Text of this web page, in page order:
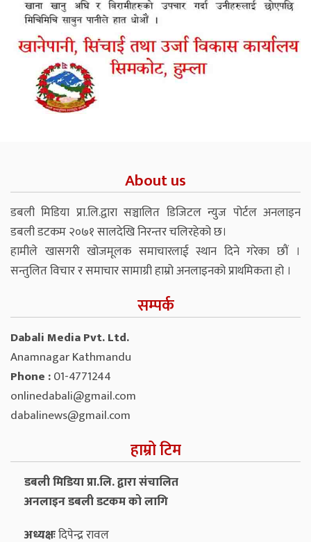
About us
डबली मिडिया प्रा.लि.द्वारा सञ्चालित डिजिटल न्युज पोर्टल अनलाइन
डबली डटकम २०७१ सालदेखि निरन्तर चलिरहेको छ।
हामीले खासगरी खोजमूलक समाचारलाई स्थान दिने गरेका छौं ।
सन्तुलित विचार र समाचार सामाग्री हाम्रो अनलाइनको प्राथमिकता हो ।
सम्पर्क
Dabali Media Pvt. Ltd.
Anamnagar Kathmandu
Phone :01-4771244
onlinedabali@gmail.com
dabalinews@gmail.com
हाम्रो टिम
डबली मिडिया प्रा.लि. द्वारा संचालित
अनलाइन डबली डटकम को लागि
अध्यक्षःदिपेन्द्र रावल